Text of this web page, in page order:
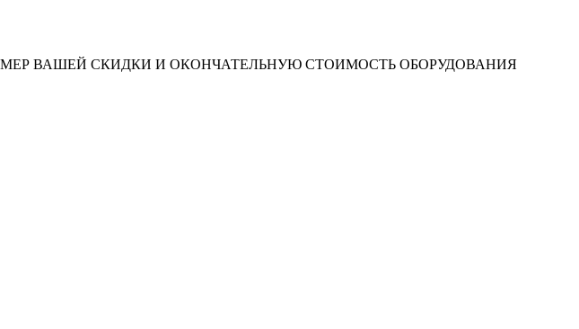
ВАШЕЙ СКИДКИ И ОКОНЧАТЕЛЬНУЮ СТОИМОСТЬ ОБОРУДОВАНИЯ